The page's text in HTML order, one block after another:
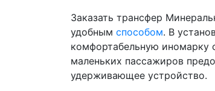
Заказать трансфер
удобным способом. В
комфортабельную иномарку
маленьких пассажиров
удерживающее устройство.